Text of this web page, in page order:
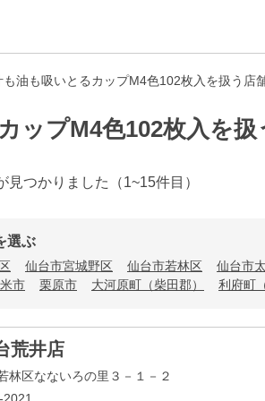
油も吸いとるカップM4色102枚入を扱う店
ップM4色102枚入を扱
見つかりました （1~15件目）
選ぶ
仙台市宮城野区 仙台市若林区
仙台市
市 栗原市 大河原町（柴田郡） 利府町
荒井店
林区なないろの里３－１－２